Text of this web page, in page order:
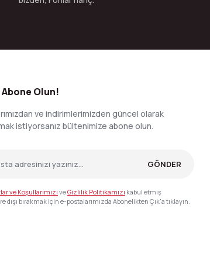
Olun!
ve indirimlerimizden güncel olarak
istiyorsanız bültenimize abone olun.
GÖNDER
ve Koşullarımızı veGizlilik Politikamızı kabul etmiş
dışı bırakmak için e-postalarımızda Abonelikten Çık'a tıklayın.